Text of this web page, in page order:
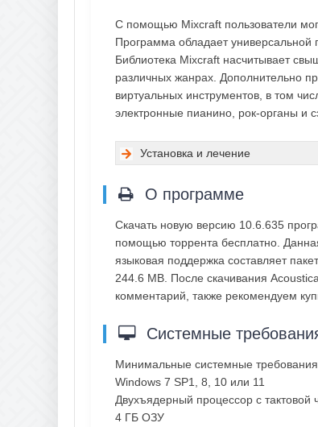
С помощью Mixcraft пользователи
Программа обладает универсальной
Библиотека Mixcraft насчитывает
различных жанрах. Дополнительно
виртуальных инструментов, в том
электронные пианино, рок-органы и
Установка и лечение
О программе
Скачать новую версию 10.6.635
помощью торрента бесплатно.
языковая поддержка составляет
244.6 MB. После скачивания
комментарий, также рекомендуем
Системные
Минимальные системные требования
Windows 7 SP1, 8, 10 или 11
Двухъядерный процессор с тактовой
4 ГБ ОЗУ